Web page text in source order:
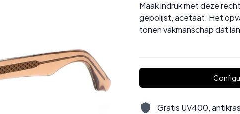
Maak indruk met deze
gepolijst, acetaat. Het
tonen vakmanschap dat
Gratis UV400,